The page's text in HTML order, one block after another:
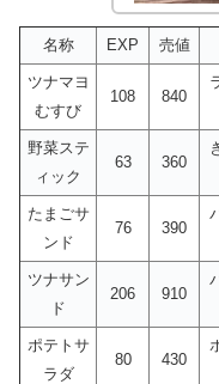
名称 EXP 売値
ツナマヨ
むすび
108 840
野菜ステ
ィック
63 360
たまごサ
ンド
76 390
ツナサン
ド
206 910
ポテトサ
ラダ
80 430